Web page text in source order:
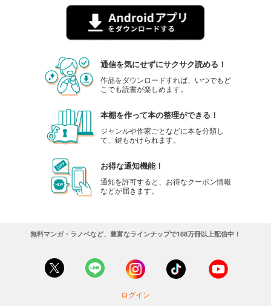
通信を気にせずにサクサク読める！
作品をダウンロードすれば、いつでもど
こでも読書が楽しめます。
本棚を作って本の整理ができる！
ジャンルや作家ごとなどに本を分類し
て、鍵もかけられます。
お得な通知機能！
通知を許可すると、お得なクーポン情報
などが届きます。
無料マンガ・ラノベなど、豊富なラインナップで188万冊以上配信中！
ログイン